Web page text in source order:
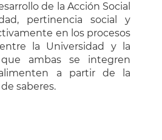
de la Acción Social
pertinencia social y
en los procesos
la Universidad y la
ambas se integren
a partir de la
saberes.